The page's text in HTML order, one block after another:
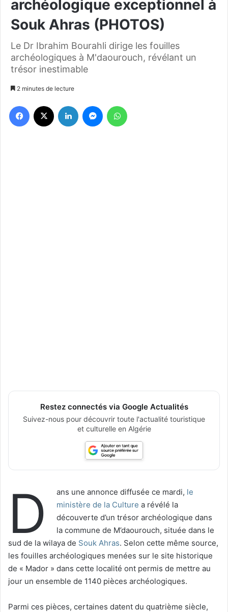
archéologique exceptionnel à
Souk Ahras (PHOTOS)
Le Dr Ibrahim Bourahli dirige les fouilles
archéologiques à M'daourouch, révélant un
trésor inestimable
2 minutes de lecture
Restez connectés via Google Actualités
Suivez-nous pour découvrir toute l'actualité touristique
et culturelle en Algérie
D ans une annonce diffusée ce mardi, le
ministère de la Culture a révélé la
découverte d’un trésor archéologique dans
la commune de M’daourouch, située dans le
sud de la wilaya de Souk Ahras. Selon cette même source,
les fouilles archéologiques menées sur le site historique
de « Mador » dans cette localité ont permis de mettre au
jour un ensemble de 1140 pièces archéologiques.
Parmi ces pièces, certaines datent du quatrième siècle,